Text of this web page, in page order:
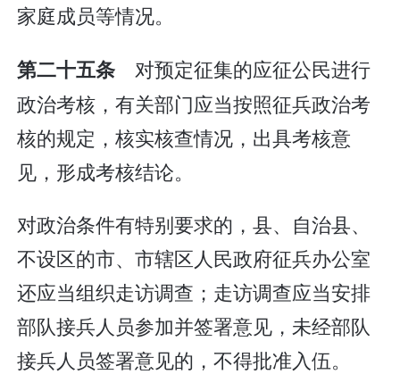
家庭成员等情况。
第二十五条 对预定征集的应征公民进行
政治考核，有关部门应当按照征兵政治考
核的规定，核实核查情况，出具考核意
见，形成考核结论。
对政治条件有特别要求的，县、自治县、
不设区的市、市辖区人民政府征兵办公室
还应当组织走访调查；走访调查应当安排
部队接兵人员参加并签署意见，未经部队
接兵人员签署意见的，不得批准入伍。